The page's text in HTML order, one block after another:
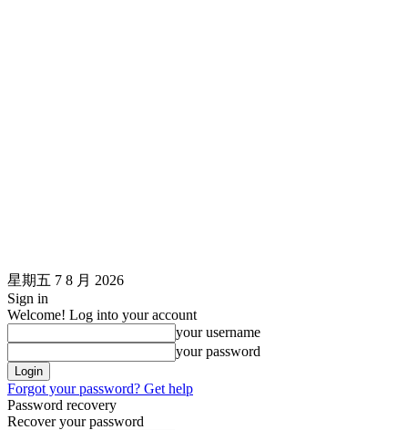
星期五 7 8 月 2026
Sign in
Welcome! Log into your account
your username
your password
Forgot your password? Get help
Password recovery
Recover your password